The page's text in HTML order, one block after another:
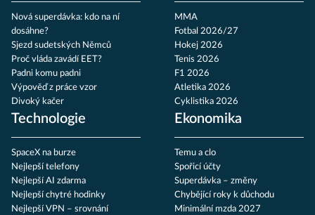
Nová superdávka: kdo na ní
dosáhne?
Sjezd sudetských Němců
Proč vláda zavádí EET?
Padni komu padni
Výpověď z práce vzor
Divoký kačer
MMA
Fotbal 2026/27
Hokej 2026
Tenis 2026
F1 2026
Atletika 2026
Cyklistika 2026
Technologie
SpaceX na burze
Nejlepší telefony
Nejlepší AI zdarma
Nejlepší chytré hodinky
Nejlepší VPN – srovnání
Ekonomika
Temu a clo
Spořicí účty
Superdávka – změny
Chybějící roky k důchodu
Minimální mzda 2027